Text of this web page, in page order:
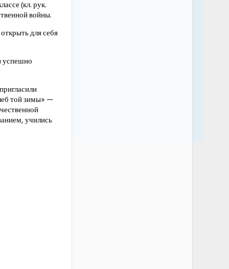
(кл. рук.
войны.
для себя
успешно
той зимы» —
учились